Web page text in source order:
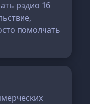
радио 16
помолчать